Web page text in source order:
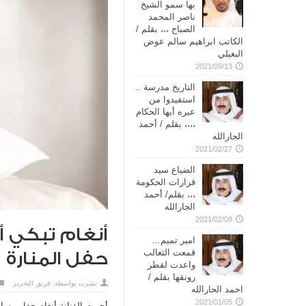
أنغام تبكي
حفل المنارة
نشرت بواسطة: فريق التحرير
بها سمو الشيخ
ناصر المحمد
الصباح ،،، بقلم /
الكاتب ابراهيم سالم عوض
البغيلي
2021/09/13
التاريخ مدرسة ..
استفيدوا من
عبره أيها الحكام
،،،، بقلم / أحمد
الجارالله
2021/02/27
الضياع سيد
قرارات الحكومة
،،، بقلم/ أحمد
الجارالله
2021/02/08
امير تميم…
قمعت الثعالب
واعدت لقطر
رونقها بقلم /
احمد الحارالله
2021/01/05